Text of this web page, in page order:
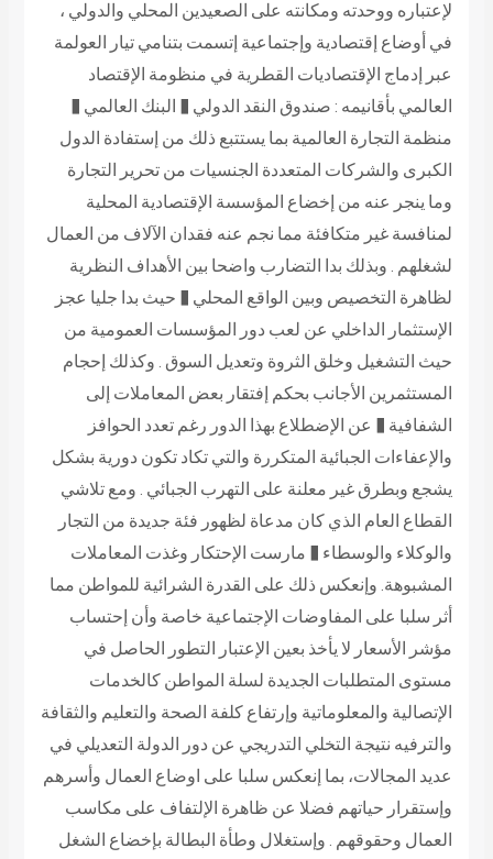
لإعتباره ووحدته ومكانته على الصعيدين المحلي والدولي ،
في أوضاع إقتصادية وإجتماعية إتسمت بتنامي تيار العولمة
عبر إدماج الإقتصاديات القطرية في منظومة الإقتصاد
العالمي بأقانيمه : صندوق النقد الدولي � البنك العالمي �
منظمة التجارة العالمية بما يستتبع ذلك من إستفادة الدول
الكبرى والشركات المتعددة الجنسيات من تحرير التجارة
وما ينجر عنه من إخضاع المؤسسة الإقتصادية المحلية
لمنافسة غير متكافئة مما نجم عنه فقدان الآلاف من العمال
لشغلهم . وبذلك بدا التضارب واضحا بين الأهداف النظرية
لظاهرة التخصيص وبين الواقع المحلي � حيث بدا جليا عجز
الإستثمار الداخلي عن لعب دور المؤسسات العمومية من
حيث التشغيل وخلق الثروة وتعديل السوق . وكذلك إحجام
المستثمرين الأجانب بحكم إفتقار بعض المعاملات إلى
الشفافية � عن الإضطلاع بهذا الدور رغم تعدد الحوافز
والإعفاءات الجبائية المتكررة والتي تكاد تكون دورية بشكل
يشجع وبطرق غير معلنة على التهرب الجبائي . ومع تلاشي
القطاع العام الذي كان مدعاة لظهور فئة جديدة من التجار
والوكلاء والوسطاء � مارست الإحتكار وغذت المعاملات
المشبوهة. وإنعكس ذلك على القدرة الشرائية للمواطن مما
أثر سلبا على المفاوضات الإجتماعية خاصة وأن إحتساب
مؤشر الأسعار لا يأخذ بعين الإعتبار التطور الحاصل في
مستوى المتطلبات الجديدة لسلة المواطن كالخدمات
الإتصالية والمعلوماتية وإرتفاع كلفة الصحة والتعليم والثقافة
والترفيه نتيجة التخلي التدريجي عن دور الدولة التعديلي في
عديد المجالات، بما إنعكس سلبا على اوضاع العمال وأسرهم
وإستقرار حياتهم فضلا عن ظاهرة الإلتفاف على مكاسب
العمال وحقوقهم . وإستغلال وطأة البطالة بإخضاع الشغل